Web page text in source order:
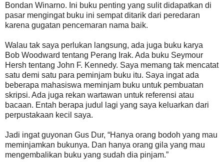
Bondan Winarno. Ini buku penting yang sulit didapatkan di
pasar mengingat buku ini sempat ditarik dari peredaran
karena gugatan pencemaran nama baik.
Walau tak saya perlukan langsung, ada juga buku karya
Bob Woodward tentang Perang Irak. Ada buku Seymour
Hersh tentang John F. Kennedy. Saya memang tak mencatat
satu demi satu para peminjam buku itu. Saya ingat ada
beberapa mahasiswa meminjam buku untuk pembuatan
skripsi. Ada juga rekan wartawan untuk referensi atau
bacaan. Entah berapa judul lagi yang saya keluarkan dari
perpustakaan kecil saya.
Jadi ingat guyonan Gus Dur, “Hanya orang bodoh yang mau
meminjamkan bukunya. Dan hanya orang gila yang mau
mengembalikan buku yang sudah dia pinjam.”